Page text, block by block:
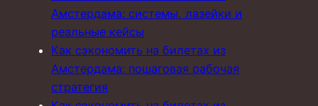
Амстердама: системы, лазейки и
реальные кейсы
Как сэкономить на билетах из
Амстердама: пошаговая рабочая
стратегия